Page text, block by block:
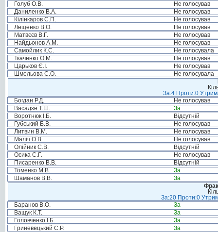
Голуб О.В.
Не голосував
Даниленко В.А.
Не голосував
Кілінкаров С.П.
Не голосував
Лещенко В.О.
Не голосував
Матвєєв В.Г.
Не голосував
Найдьонов А.М.
Не голосував
Самойлик К.С.
Не голосувала
Ткаченко О.М.
Не голосував
Царьков Є.І.
Не голосував
Шмельова С.О.
Не голосувала
За:4 Проти:0
Богдан Р.Д.
Не голосував
Васадзе Т.Ш.
За
Воротнюк І.Б.
Відсутній
Губський Б.В.
Не голосував
Литвин В.М.
Не голосував
Маліч О.В.
Не голосував
Олійник С.В.
Відсутній
Осика С.Г.
Не голосував
Писаренко В.В.
Відсутній
Томенко М.В.
За
Шаманов В.В.
За
За:20 Проти:0
Баранов В.О.
За
Ващук К.Т.
За
Головченко І.Б.
За
Гриневецький С.Р.
За